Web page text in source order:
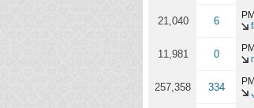
6
21,040
0
11,981
334
257,358